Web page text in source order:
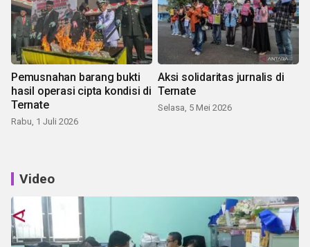
Pemusnahan barang bukti
hasil operasi cipta kondisi di
Ternate
Rabu, 1 Juli 2026
Aksi solidaritas jurnalis di
Ternate
Selasa, 5 Mei 2026
Video